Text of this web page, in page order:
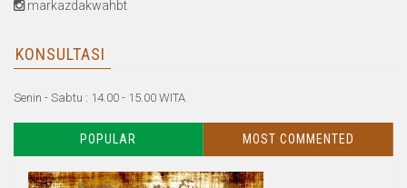
markazdakwahbt
KONSULTASI
Senin - Sabtu : 14.00 - 15.00 WITA
POPULAR MOST COMMENTED